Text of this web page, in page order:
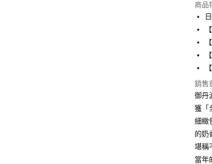
街口
悠遊
運
【中
每筆
商品
銷售
御丹
獲「
細緻
的奶
堪稱
當年